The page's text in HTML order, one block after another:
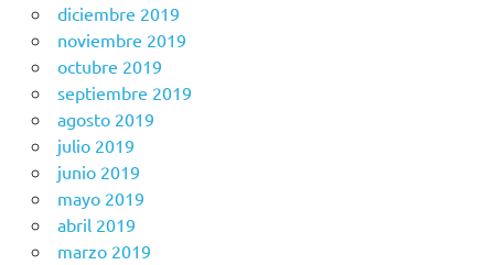
diciembre 2019
noviembre 2019
octubre 2019
septiembre 2019
agosto 2019
julio 2019
junio 2019
mayo 2019
abril 2019
marzo 2019